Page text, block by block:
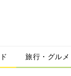
旅行・グルメ